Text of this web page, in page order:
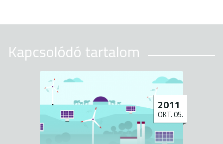
Kapcsolódó tartalom
2011
OKT. 05.